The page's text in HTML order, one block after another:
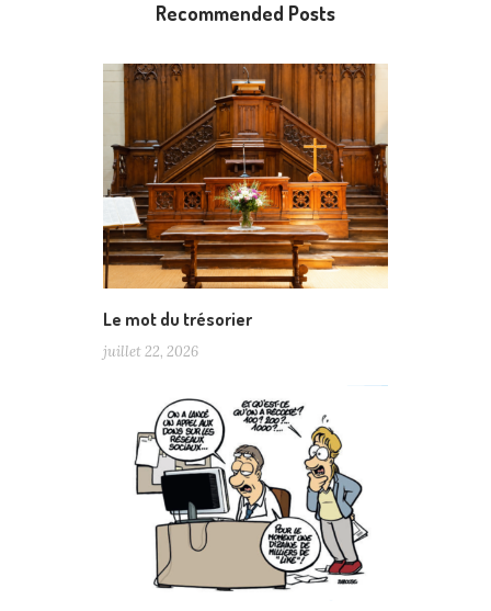
Recommended Posts
Le mot du trésorier
juillet 22, 2026